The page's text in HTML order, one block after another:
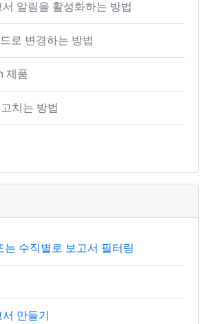
알림을 활성화하는 방법
로 변경하는 방법
제품
치는 방법
는 수직별로 보고서 필터링
만들기